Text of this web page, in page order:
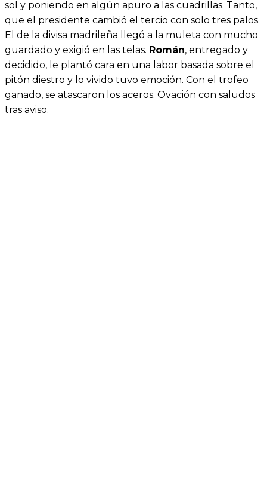
sol y poniendo en algún apuro a las cuadrillas. Tanto,
que el presidente cambió el tercio con solo tres palos.
El de la divisa madrileña llegó a la muleta con mucho
guardado y exigió en las telas. Román, entregado y
decidido, le plantó cara en una labor basada sobre el
pitón diestro y lo vivido tuvo emoción. Con el trofeo
ganado, se atascaron los aceros. Ovación con saludos
tras aviso.